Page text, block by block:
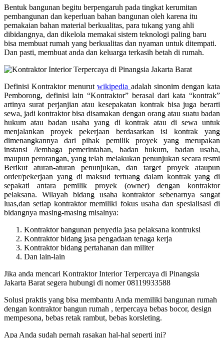
Bentuk bangunan begitu berpengaruh pada tingkat kerumitan
pembangunan dan keperluan bahan bangunan oleh karena itu
pemakaian bahan material berkualitas, para tukang yang ahli
dibidangnya, dan dikelola memakai sistem teknologi paling baru
bisa membuat rumah yang berkualitas dan nyaman untuk ditempati.
Dan pasti, membuat anda dan keluarga terkasih betah di rumah.
Definisi Kontraktor menurutwikipedia adalah sinonim dengan kata
Pemborong, definisi lain “Kontraktor” berasal dari kata “kontrak”
artinya surat perjanjian atau kesepakatan kontrak bisa juga berarti
sewa, jadi kontraktor bisa disamakan dengan orang atau suatu badan
hukum atau badan usaha yang di kontrak atau di sewa untuk
menjalankan proyek pekerjaan berdasarkan isi kontrak yang
dimenangkannya dari pihak pemilik proyek yang merupakan
instansi /lembaga pemerintahan, badan hukum, badan usaha,
maupun perorangan, yang telah melakukan penunjukan secara resmi
Berikut aturan-aturan penunjukan, dan target proyek ataupun
order/pekerjaan yang di maksud tertuang dalam kontrak yang di
sepakati antara pemilik proyek (owner) dengan kontraktor
pelaksana. Wilayah bidang usaha kontraktor sebenarnya sangat
luas,dan setiap kontraktor memiliki fokus usaha dan spesialisasi di
bidangnya masing-masing misalnya:
Kontraktor bangunan penyedia jasa pelaksana kontruksi
Kontraktor bidang jasa pengadaan tenaga kerja
Kontraktor bidang pertahanan dan militer
Dan lain-lain
Jika anda mencari Kontraktor Interior Terpercaya di Pinangsia
Jakarta Barat segera hubungi di nomer 08119933588
Solusi praktis yang bisa membantu Anda memiliki bangunan rumah
dengan kontraktor bangun rumah , terpercaya bebas bocor, design
mempesona, bebas retak rambut, bebas korsleting.
Apa Anda sudah pernah rasakan hal-hal seperti ini?